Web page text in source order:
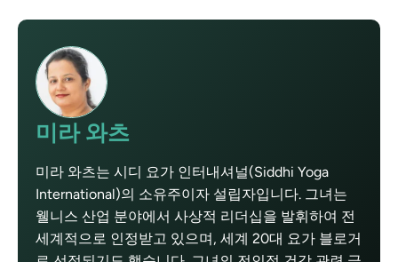
미라 와츠
미라 와츠는 시디 요가 인터내셔널(Siddhi Yoga
International)의 소유주이자 설립자입니다. 그녀는
웰니스 산업 분야에서 사상적 리더십을 발휘하여 전
세계적으로 인정받고 있으며, 세계 20대 요가 블로거